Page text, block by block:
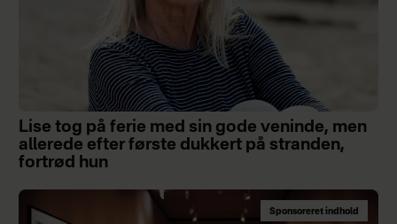
Lise tog på ferie med sin gode veninde, men
allerede efter første dukkert på stranden,
fortrød hun
Sponsoreret indhold